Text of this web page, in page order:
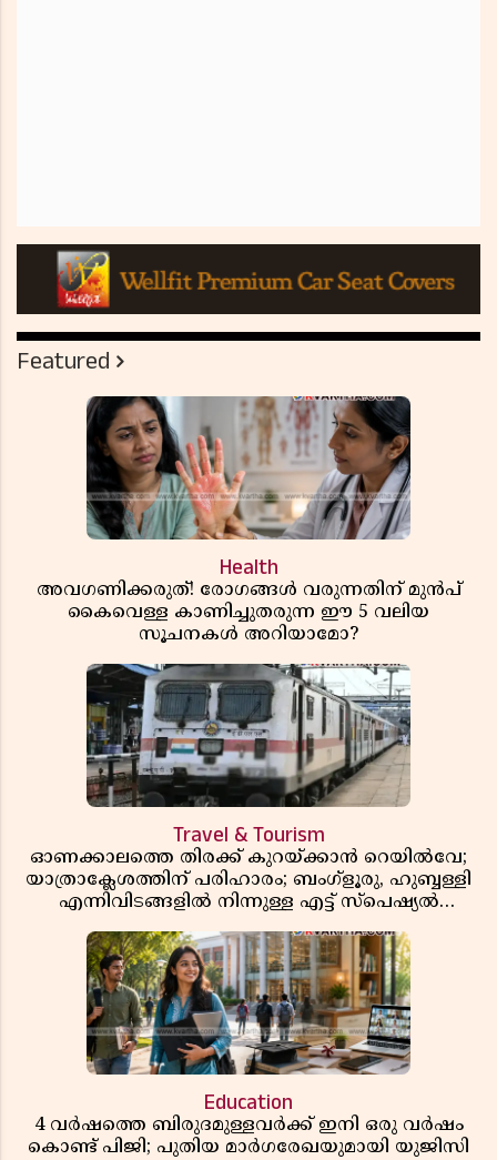
Featured
Health
അവഗണിക്കരുത്! രോഗങ്ങൾ വരുന്നതിന് മുൻപ്
കൈവെള്ള കാണിച്ചുതരുന്ന ഈ 5 വലിയ
സൂചനകൾ അറിയാമോ?
Travel & Tourism
ഓണക്കാലത്തെ തിരക്ക് കുറയ്ക്കാൻ റെയിൽവേ;
യാത്രാക്ലേശത്തിന് പരിഹാരം; ബംഗ്ളൂരു, ഹുബ്ബള്ളി
എന്നിവിടങ്ങളിൽ നിന്നുള്ള എട്ട് സ്പെഷ്യൽ
Education
4 വർഷത്തെ ബിരുദമുള്ളവർക്ക് ഇനി ഒരു വർഷം
കൊണ്ട് പിജി; പുതിയ മാർഗരേഖയുമായി യുജിസി